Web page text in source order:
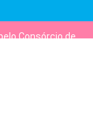
Consórcio de